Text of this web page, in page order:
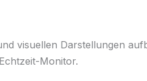
visuellen Darstellungen
Monitor.